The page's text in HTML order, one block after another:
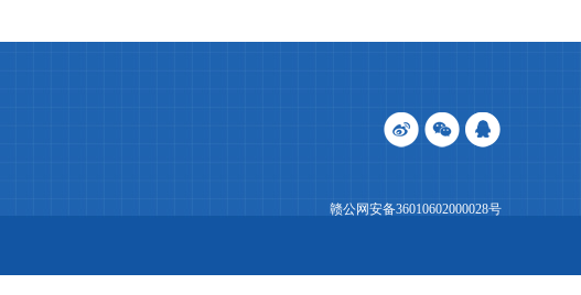
赣公网安备36010602000028号